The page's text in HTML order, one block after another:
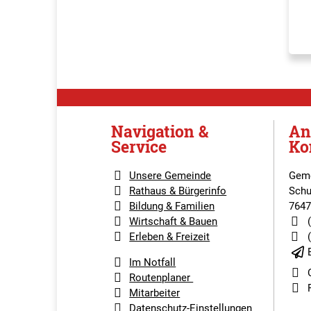
Navigation &
Service
Unsere Gemeinde
Rathaus & Bürgerinfo
Bildung & Familien
Wirtschaft & Bauen
Erleben & Freizeit
Im Notfall
Routenplaner
Mitarbeiter
Datenschutz-Einstellungen